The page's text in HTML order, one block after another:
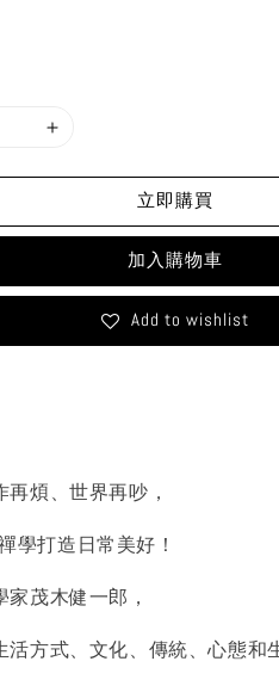
立即購買
加入購物車
Add to wishlist
煩、世界再吵，
學打造日常美好！
茂木健一郎，
活方式、文化、傳統、心態和